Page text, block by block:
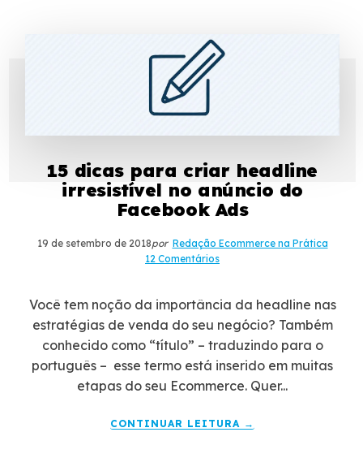
15 dicas para criar headline
irresistível no anúncio do
Facebook Ads
19 de setembro de 2018por Redação Ecommerce na Prática
12 Comentários
Você tem noção da importância da headline nas
estratégias de venda do seu negócio? Também
conhecido como “título” – traduzindo para o
português – esse termo está inserido em muitas
etapas do seu Ecommerce. Quer...
CONTINUAR LEITURA →